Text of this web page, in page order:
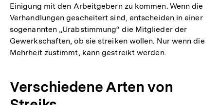
Einigung mit den Arbeitgebern zu kommen. Wenn die
Verhandlungen gescheitert sind, entscheiden in einer
sogenannten „Urabstimmung“ die Mitglieder der
Gewerkschaften, ob sie streiken wollen. Nur wenn die
Mehrheit zustimmt, kann gestreikt werden.
Verschiedene Arten von